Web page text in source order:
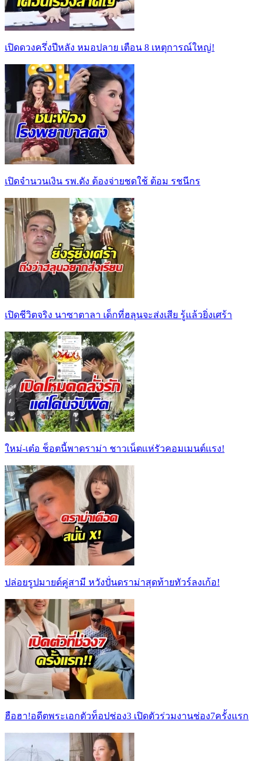
เปิดดวงครึ่งปีหลัง หมอปลาย เตือน 8 เหตุการณ์ใหญ่!
เปิดจำนวนเงิน รพ.ดัง ต้องจ่ายชดใช้ ต้อม รชนีกร
เปิดชีวิตจริง นาซาตาลา เด็กที่ฮลุนจะส่งเสีย รู้แล้วยิ่งเศร้า
ใหม่-เต๋อ ช็อตนี้พาดราม่า ชาวเน็ตเเห่รัวคอมเมนต์เเรง!
ปล่อยรูปมายด์คู่สามี หวังปั่นดราม่าสุดท้ายทัวร์ลงเก้อ!
ฮือฮา!อดีตพระเอกตัวท็อปช่อง3 เปิดตัวร่วมงานช่อง7ครั้งแรก